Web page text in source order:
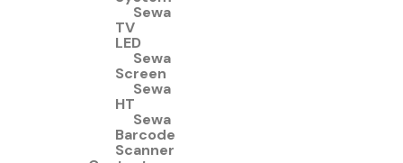
Sewa
TV
LED
Sewa
Screen
Sewa
HT
Sewa
Barcode
Scanner